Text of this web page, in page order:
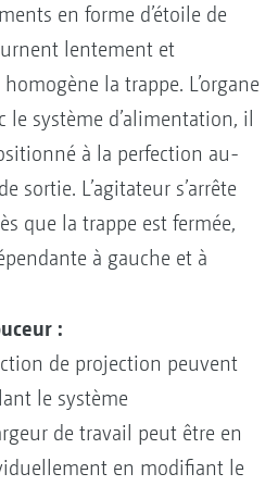
en forme d’étoile de
lentement et
la trappe. L’organe
le système d’alimentation, il
à la perfection au-
sortie. L’agitateur s’arrête
que la trappe est fermée,
à gauche et à
:
de projection peuvent
le système
de travail peut être en
en modifiant le